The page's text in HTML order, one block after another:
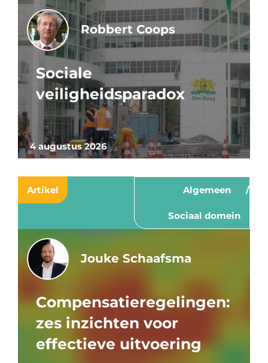
4 augustus 2026
Robbert Coops
Sociale
veiligheidsparadox
Artikel Algemeen
Sociaal domein
Jouke Schaafsma
Compensatieregelingen:
zes inzichten voor
effectieve uitvoering